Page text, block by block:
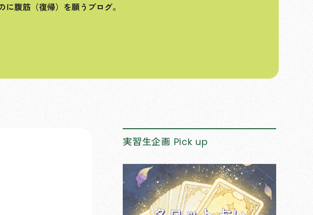
に腹筋（復帰）を願うブログ。
実習生企画 Pick up